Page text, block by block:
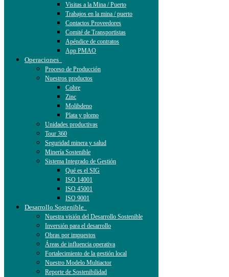
Visitas a la Mina / Puerto
Trabajos en la mina / puerto
Contactos Proveedores
Comité de Transportistas
Apéndice de contratos
App PMAO
Operaciones
Proceso de Producción
Nuestros productos
Cobre
Zinc
Molibdeno
Plata y plomo
Unidades productivas
Tour 360
Seguridad minera y salud
Minería Sostenible
Sistema Integrado de Gestión
Qué es el SIG
ISO 14001
ISO 45001
ISO 9001
Desarrollo Sostenible
Nuestra visión del Desarrollo Sostenible
Inversión para el desarrollo
Obras por impuestos
Áreas de influencia operativa
Fortalecimiento de la gestión local
Nuestro Modelo Multiactor
Reporte de Sostenibilidad